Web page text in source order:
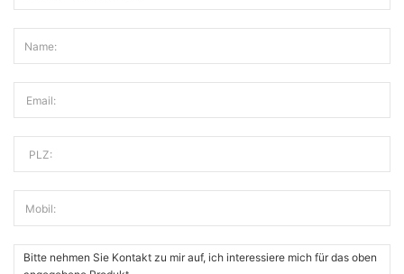
Name:
Email:
PLZ:
Mobil: